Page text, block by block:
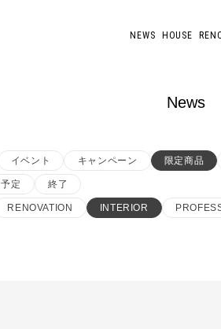
NEWS HOUSE
News
イベント キャンペーン 限定商品
予定 終了
RENOVATION INTERIOR